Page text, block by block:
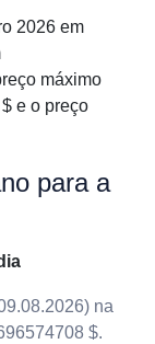
2026 em
máximo
e o preço
para a
na
$.